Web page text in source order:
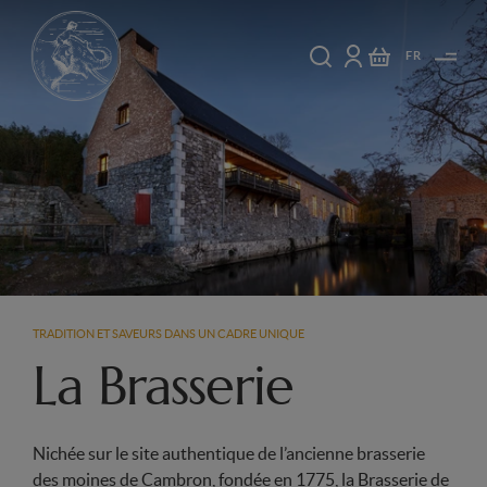
FR
TRADITION ET SAVEURS DANS UN CADRE UNIQUE
La Brasserie
Nichée sur le site authentique de l’ancienne brasserie
des moines de Cambron, fondée en 1775, la Brasserie de